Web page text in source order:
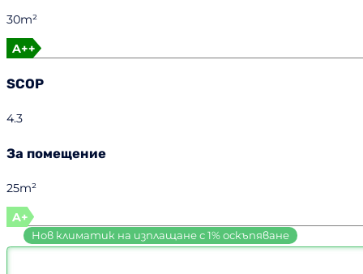
30m²
A++
SCOP
4.3
За помещение
25m²
A+